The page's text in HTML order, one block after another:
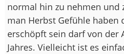
normal hin zu nehmen und
man Herbst Gefühle haben
erschöpft sein darf von der
Jahres. Vielleicht ist es